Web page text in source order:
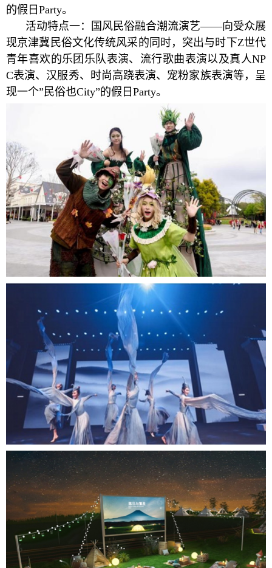
的假日Party。
活动特点一：国风民俗融合潮流演艺——向受众展
现京津冀民俗文化传统风采的同时，突出与时下Z世代
青年喜欢的乐团乐队表演、流行歌曲表演以及真人NP
C表演、汉服秀、时尚高跷表演、宠粉家族表演等，呈
现一个”民俗也City”的假日Party。